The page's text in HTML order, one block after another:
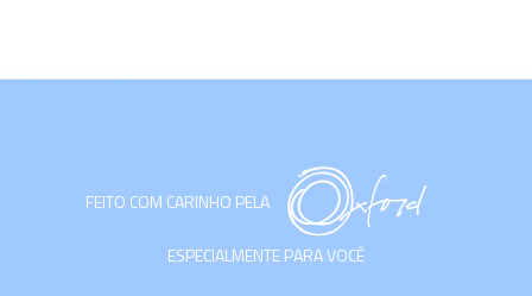
FEITO COM CARINHO PELA
ESPECIALMENTE PARA VOCÊ